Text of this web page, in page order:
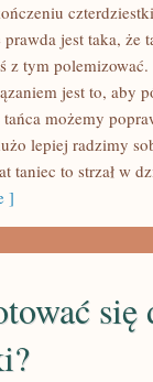
jest taka, że
z tym
jest to, aby
tańca możemy
lepiej radzimy
taniec to strzał w
]
się